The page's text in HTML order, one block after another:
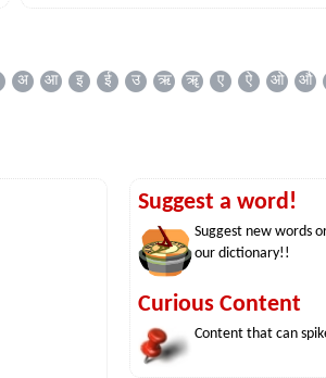
अ आ इ ई उ ऋ ॠ ए ऐ ओ औ
Suggest a word!
Suggest new words
our dictionary!!
Curious Content
Content that can